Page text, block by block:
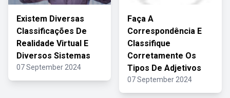
Existem Diversas
Classificações De
Realidade Virtual E
Diversos Sistemas
07 September 2024
Faça A
Correspondência E
Classifique
Corretamente Os
Tipos De Adjetivos
07 September 2024